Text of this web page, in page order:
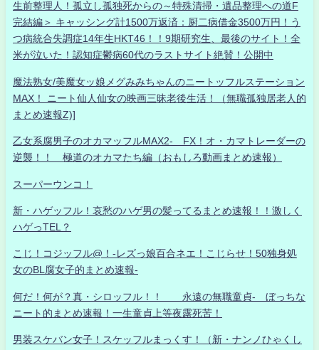
生前整理人！孤立し孤独死からの～特殊清掃・遺品整理への道F
完結編＞ キャッシング計1500万返済：厨二病借金3500万円！う
つ病統合失調症14年生HKT46！！9期研究生、最後のサイト！全
米が泣いた！認知症鬱病60代のラストサイト絶賛！公開中
魔法熟女/美魔女ッ娘メグみみちゃんのニートッフルステーション
MAX！ ニート仙人仙女の映画三昧老後生活！（無職孤独居老人的
まとめ速報Z)]
乙女系腐男子のオカマッフルMAX2- FX！オ・カマトレーダーの
逆襲！！ 極道のオカマたち編（おもしろ動画まとめ速報）
スーパーウンコ！
新・ハゲッフル！哀愁のハゲ男の髪ってるまとめ速報！！激しく
ハゲっTEL？
こじ！コジッフル@！-レズっ娘百合ネエ！こじらせ！50独身処
女のBL腐女子的まとめ速報-
何だ！何が？真・シロッフル！！ 永遠の無職童貞- ぼっちな
ニート的まとめ速報！一生童貞上等夜露死苦！
男装スケバン女子！スケッフルまっくす！（新・ナンノひゃくし